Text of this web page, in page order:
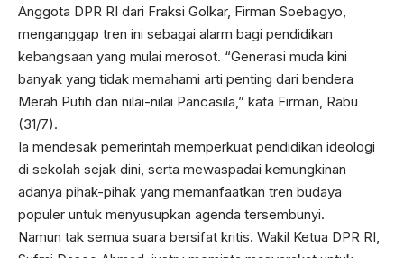
Anggota DPR RI dari Fraksi Golkar, Firman Soebagyo,
menganggap tren ini sebagai alarm bagi pendidikan
kebangsaan yang mulai merosot. “Generasi muda kini
banyak yang tidak memahami arti penting dari bendera
Merah Putih dan nilai-nilai Pancasila,” kata Firman, Rabu
(31/7).
Ia mendesak pemerintah memperkuat pendidikan ideologi
di sekolah sejak dini, serta mewaspadai kemungkinan
adanya pihak-pihak yang memanfaatkan tren budaya
populer untuk menyusupkan agenda tersembunyi.
Namun tak semua suara bersifat kritis. Wakil Ketua DPR RI,